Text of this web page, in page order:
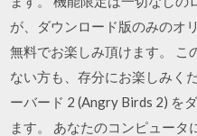
が、ダウンロード版のみのオ
無料でお楽しみ頂けます。 こ
ない方も、存分にお楽しみく
ーバード 2 (Angry Birds 2) を
ます。 あなたのコンピュー